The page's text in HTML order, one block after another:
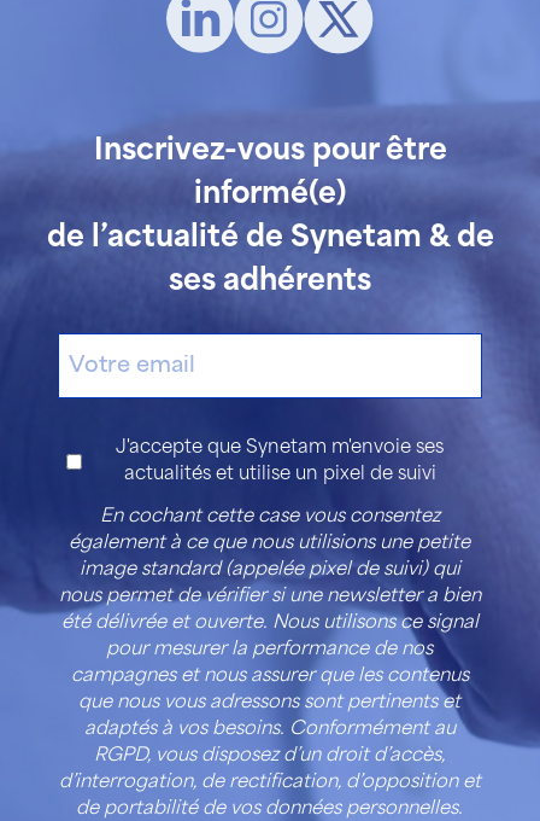
Inscrivez-vous pour être
informé(e)
de l’actualité de Synetam & de
ses adhérents
Consentement
J'accepte que Synetam m'envoie ses
actualités et utilise un pixel de suivi
En cochant cette case vous consentez
également à ce que nous utilisions une petite
image standard (appelée pixel de suivi) qui
nous permet de vérifier si une newsletter a bien
été délivrée et ouverte. Nous utilisons ce signal
pour mesurer la performance de nos
campagnes et nous assurer que les contenus
que nous vous adressons sont pertinents et
adaptés à vos besoins. Conformément au
RGPD, vous disposez d’un droit d’accès,
d’interrogation, de rectification, d’opposition et
de portabilité de vos données personnelles.